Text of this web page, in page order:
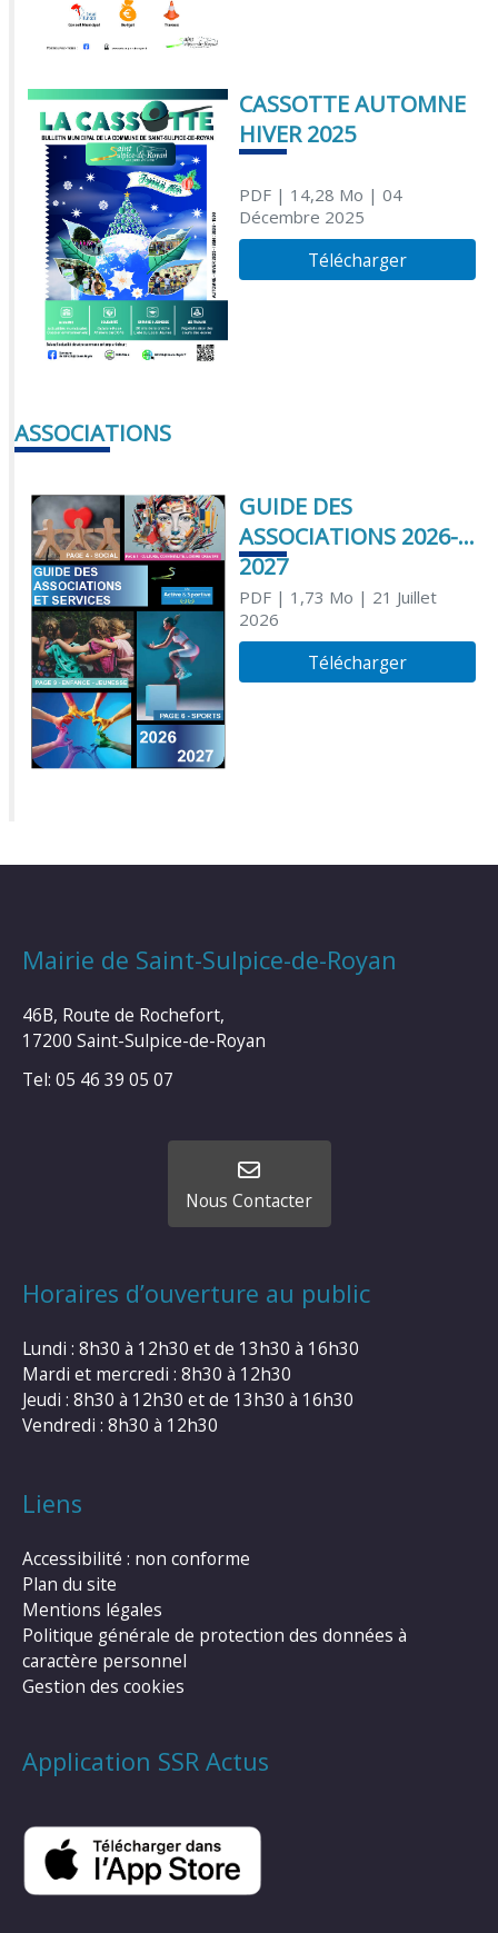
CASSOTTE AUTOMNE
HIVER 2025
PDF| 14,28 Mo | 04
Décembre 2025
Télécharger
ASSOCIATIONS
GUIDE DES
ASSOCIATIONS 2026-
2027
PDF| 1,73 Mo | 21 Juillet
2026
Télécharger
Mairie de Saint-Sulpice-de-Royan
46B, Route de Rochefort,
17200 Saint-Sulpice-de-Royan
Tel: 05 46 39 05 07
Nous Contacter
Horaires d’ouverture au public
Lundi : 8h30 à 12h30 et de 13h30 à 16h30
Mardi et mercredi : 8h30 à 12h30
Jeudi : 8h30 à 12h30 et de 13h30 à 16h30
Vendredi : 8h30 à 12h30
Liens
Accessibilité : non conforme
Plan du site
Mentions légales
Politique générale de protection des données à
caractère personnel
Gestion des cookies
Application SSR Actus